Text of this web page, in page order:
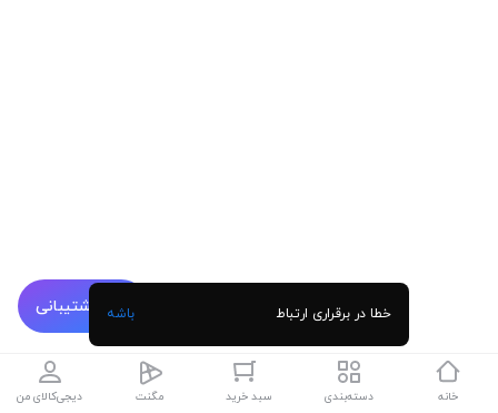
پشتیبانی
خانه دسته‌بندی سبد خرید مگنت دیجی‌کالای من
خطا در برقراری ارتباط باشه